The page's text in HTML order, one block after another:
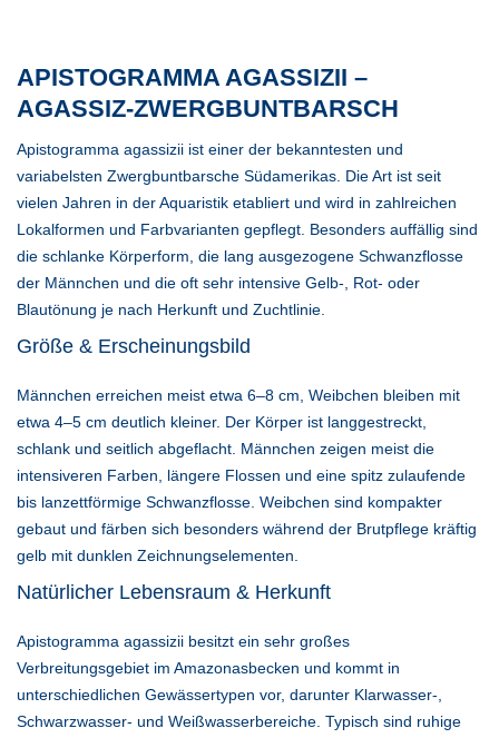
APISTOGRAMMA AGASSIZII –
AGASSIZ-ZWERGBUNTBARSCH
Apistogramma agassizii ist einer der bekanntesten und
variabelsten Zwergbuntbarsche Südamerikas. Die Art ist seit
vielen Jahren in der Aquaristik etabliert und wird in zahlreichen
Lokalformen und Farbvarianten gepflegt. Besonders auffällig sind
die schlanke Körperform, die lang ausgezogene Schwanzflosse
der Männchen und die oft sehr intensive Gelb-, Rot- oder
Blautönung je nach Herkunft und Zuchtlinie.
Größe & Erscheinungsbild
Männchen erreichen meist etwa 6–8 cm, Weibchen bleiben mit
etwa 4–5 cm deutlich kleiner. Der Körper ist langgestreckt,
schlank und seitlich abgeflacht. Männchen zeigen meist die
intensiveren Farben, längere Flossen und eine spitz zulaufende
bis lanzettförmige Schwanzflosse. Weibchen sind kompakter
gebaut und färben sich besonders während der Brutpflege kräftig
gelb mit dunklen Zeichnungselementen.
Natürlicher Lebensraum & Herkunft
Apistogramma agassizii besitzt ein sehr großes
Verbreitungsgebiet im Amazonasbecken und kommt in
unterschiedlichen Gewässertypen vor, darunter Klarwasser-,
Schwarzwasser- und Weißwasserbereiche. Typisch sind ruhige